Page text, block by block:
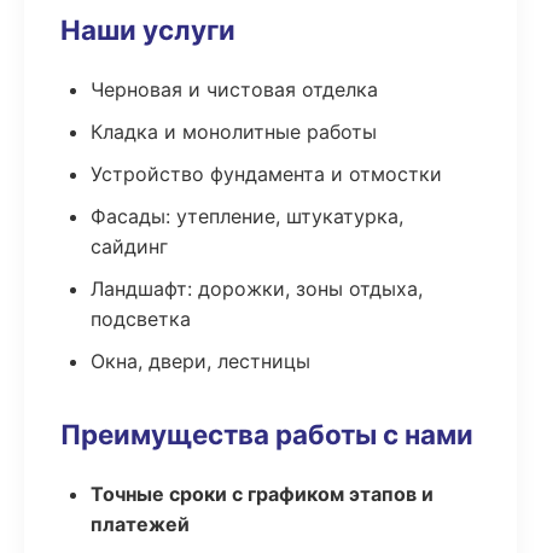
Наши услуги
Черновая и чистовая отделка
Кладка и монолитные работы
Устройство фундамента и отмостки
Фасады: утепление, штукатурка,
сайдинг
Ландшафт: дорожки, зоны отдыха,
подсветка
Окна, двери, лестницы
Преимущества работы с нами
Точные сроки с графиком этапов и
платежей